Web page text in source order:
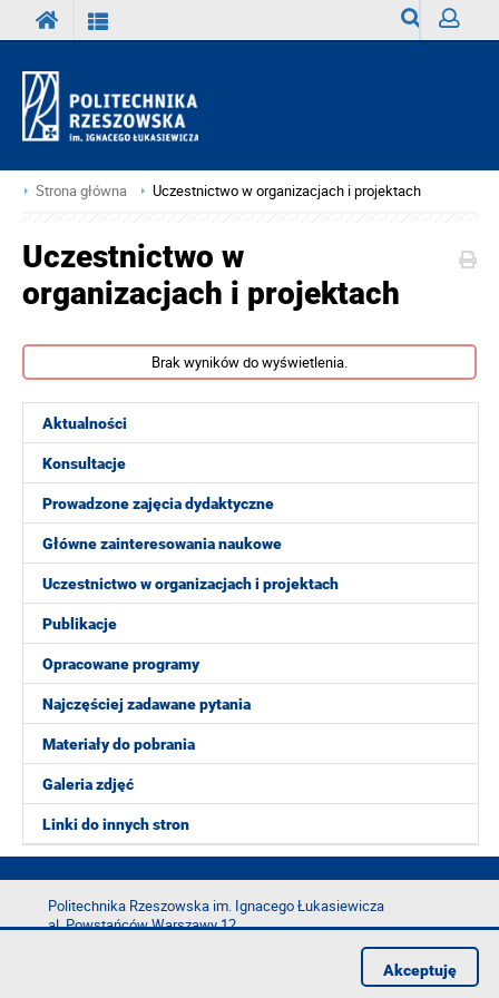
Strona główna Uczestnictwo w organizacjach i projektach
Aktualności
Konsultacje
Prowadzone zajęcia dydaktyczne
Główne zainteresowania naukowe
Uczestnictwo w organizacjach i projektach
Publikacje
Opracowane programy
Najczęściej zadawane pytania
Materiały do pobrania
Galeria zdjęć
Linki do innych stron
Uczestnictwo w
organizacjach i projektach
Brak wyników do wyświetlenia.
Politechnika Rzeszowska im. Ignacego Łukasiewicza
al. Powstańców Warszawy 12
Akceptuję